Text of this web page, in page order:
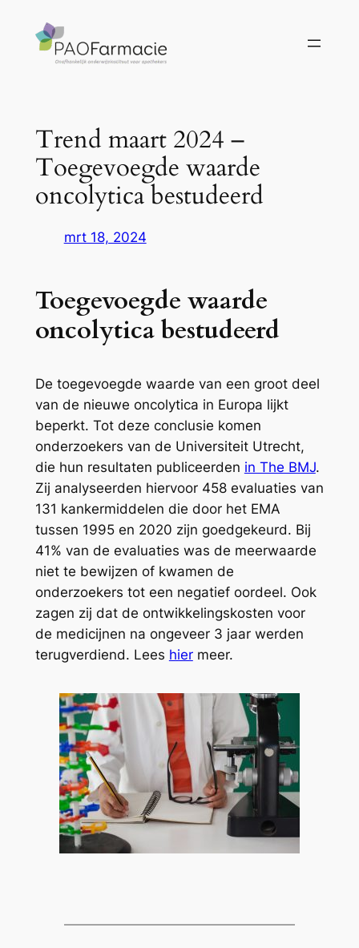
Trend maart 2024 –
Toegevoegde waarde
oncolytica bestudeerd
mrt 18, 2024
Toegevoegde waarde
oncolytica bestudeerd
De toegevoegde waarde van een groot deel
van de nieuwe oncolytica in Europa lijkt
beperkt. Tot deze conclusie komen
onderzoekers van de Universiteit Utrecht,
die hun resultaten publiceerden in The BMJ.
Zij analyseerden hiervoor 458 evaluaties van
131 kankermiddelen die door het EMA
tussen 1995 en 2020 zijn goedgekeurd. Bij
41% van de evaluaties was de meerwaarde
niet te bewijzen of kwamen de
onderzoekers tot een negatief oordeel. Ook
zagen zij dat de ontwikkelingskosten voor
de medicijnen na ongeveer 3 jaar werden
terugverdiend. Lees hiermeer.